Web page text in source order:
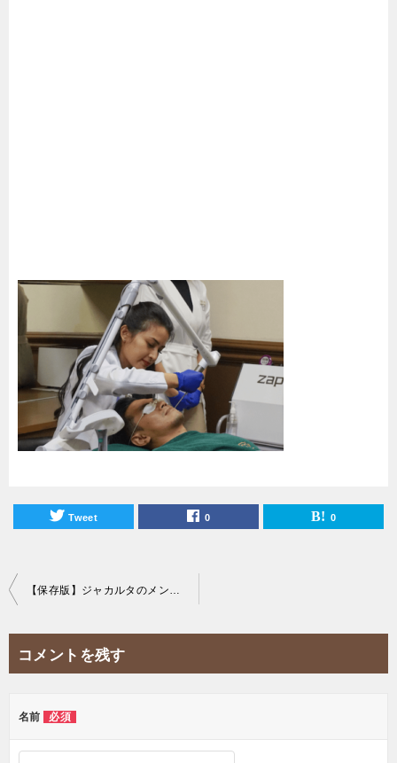
Tweet 0 0
投
ー
【保存版】ジャカルタのメンズ脱毛ができるおすすめサロン3選！
コメントを残す
名前 必須